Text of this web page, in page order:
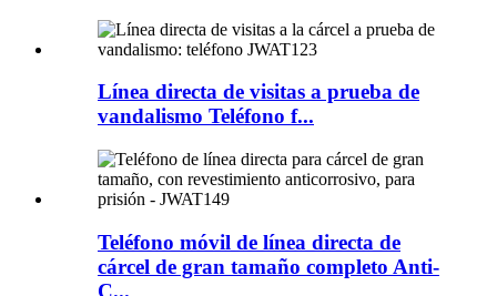
Línea directa de visitas a prueba de
vandalismo Teléfono f...
Teléfono móvil de línea directa de
cárcel de gran tamaño completo Anti-
C...